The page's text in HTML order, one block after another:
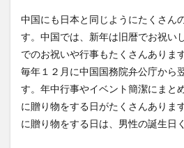
中国にも日本と同じようにたくさん
す。中国では、新年は旧暦でお祝い
でのお祝いや行事もたくさんありま
毎年１２月に中国国務院弁公庁から
す。年中行事やイベント簡潔にまと
に贈り物をする日がたくさんありま
に贈り物をする日は、男性の誕生日